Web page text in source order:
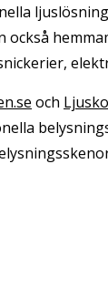
och